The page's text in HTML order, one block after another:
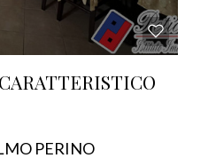
PERINO